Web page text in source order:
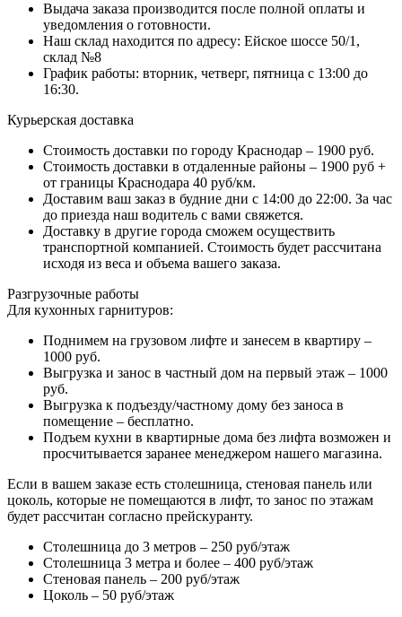
Выдача заказа производится после полной оплаты и
уведомления о готовности.
Наш склад находится по адресу: Ейское шоссе 50/1,
склад №8
График работы: вторник, четверг, пятница с 13:00 до
16:30.
Курьерская доставка
Стоимость доставки по городу Краснодар – 1900 руб.
Стоимость доставки в отдаленные районы – 1900 руб +
от границы Краснодара 40 руб/км.
Доставим ваш заказ в будние дни с 14:00 до 22:00. За час
до приезда наш водитель с вами свяжется.
Доставку в другие города сможем осуществить
транспортной компанией. Стоимость будет рассчитана
исходя из веса и объема вашего заказа.
Разгрузочные работы
Для кухонных гарнитуров:
Поднимем на грузовом лифте и занесем в квартиру –
1000 руб.
Выгрузка и занос в частный дом на первый этаж – 1000
руб.
Выгрузка к подъезду/частному дому без заноса в
помещение – бесплатно.
Подъем кухни в квартирные дома без лифта возможен и
просчитывается заранее менеджером нашего магазина.
Если в вашем заказе есть столешница, стеновая панель или
цоколь, которые не помещаются в лифт, то занос по этажам
будет рассчитан согласно прейскуранту.
Столешница до 3 метров – 250 руб/этаж
Столешница 3 метра и более – 400 руб/этаж
Стеновая панель – 200 руб/этаж
Цоколь – 50 руб/этаж